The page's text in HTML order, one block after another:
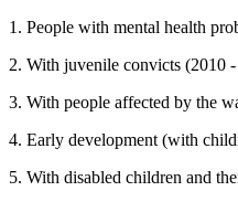
1. People with mental health
2. With juvenile convicts (2010
3. With people affected by the
4. Early development (with
5. With disabled children and